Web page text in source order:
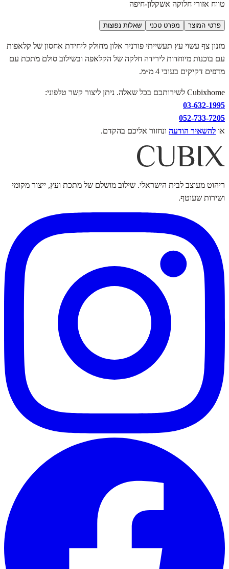
טווח אזורי חלוקה אשקלון-חיפה
פרטי המוצר מפרט טכני שאלות נפוצות
מזנון צף עשוי עץ תעשייתי פורניר אלון מחולק ליחידת אחסון של קלאפות
עם בוכנות מיוחדות לירידה חלקה של הקלאפה ובשילוב סולם מתכת עם
מדפים דקיקים בעובי 4 מ״מ.
Cubixhome לשירותכם בכל שאלה. ניתן ליצור קשר טלפוני:
03-632-1995
052-733-7205
או להשאיר הודעה ונחזור אליכם בהקדם.
ריהוט מעוצב לבית הישראלי. שילוב מושלם של מתכת ועץ, ייצור מקומי
ושירות שעוטף.